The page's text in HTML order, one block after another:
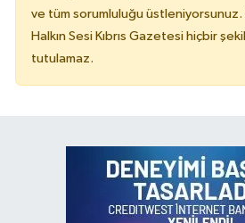
ve tüm sorumluluğu üstleniyorsunuz.
Halkın Sesi Kıbrıs Gazetesi hiçbir
tutulamaz.